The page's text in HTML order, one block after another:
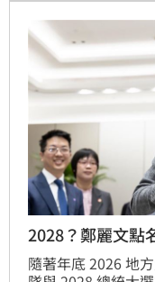
決，持續向最高法
為，二審有事實尚
更審；未料，結果
（27）日上午9時
科罰金150萬元，
重」。
2028？鄭麗文點
隨著年底 2026 地